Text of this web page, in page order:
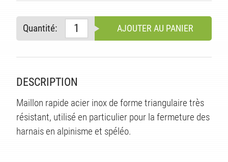
Quantité: AJOUTER AU PANIER
DESCRIPTION
Maillon rapide acier inox de forme triangulaire très
résistant, utilisé en particulier pour la fermeture des
harnais en alpinisme et spéléo.